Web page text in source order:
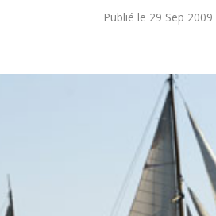
29 Sep 2009